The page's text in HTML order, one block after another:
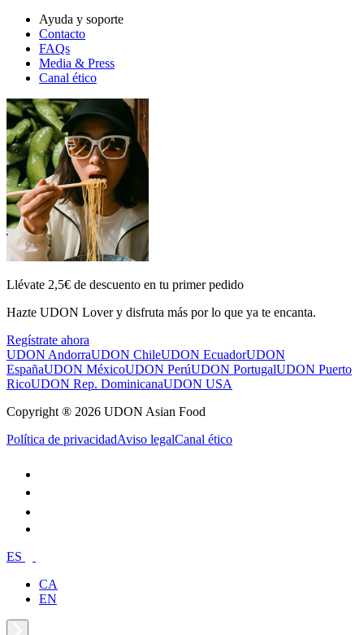
Ayuda y soporte
Contacto
FAQs
Media & Press
Canal ético
Llévate 2,5€ de descuento en tu primer pedido
Hazte UDON Lover y disfruta más por lo que ya te encanta.
Regístrate ahora
UDON AndorraUDON ChileUDON EcuadorUDON
EspañaUDON MéxicoUDON PerúUDON PortugalUDON Puerto
RicoUDON Rep. DominicanaUDON USA
Copyright ® 2026 UDON Asian Food
Política de privacidadAviso legalCanal ético
ES
CA
EN